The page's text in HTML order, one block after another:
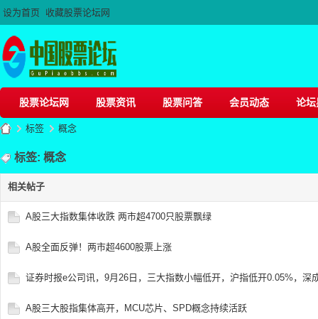
设为首页 收藏股票论坛网
股票论坛网 股票资讯 股票问答 会员动态 论坛
股 ›
标签
›
概念
标签: 概念
相关帖子
A股三大指数集体收跌 两市超4700只股票飘绿
A股全面反弹！两市超4600股票上涨
证券时报e公司讯，9月26日，三大指数小幅低开，沪指低开0.05%，深
A股三大股指集体高开，MCU芯片、SPD概念持续活跃